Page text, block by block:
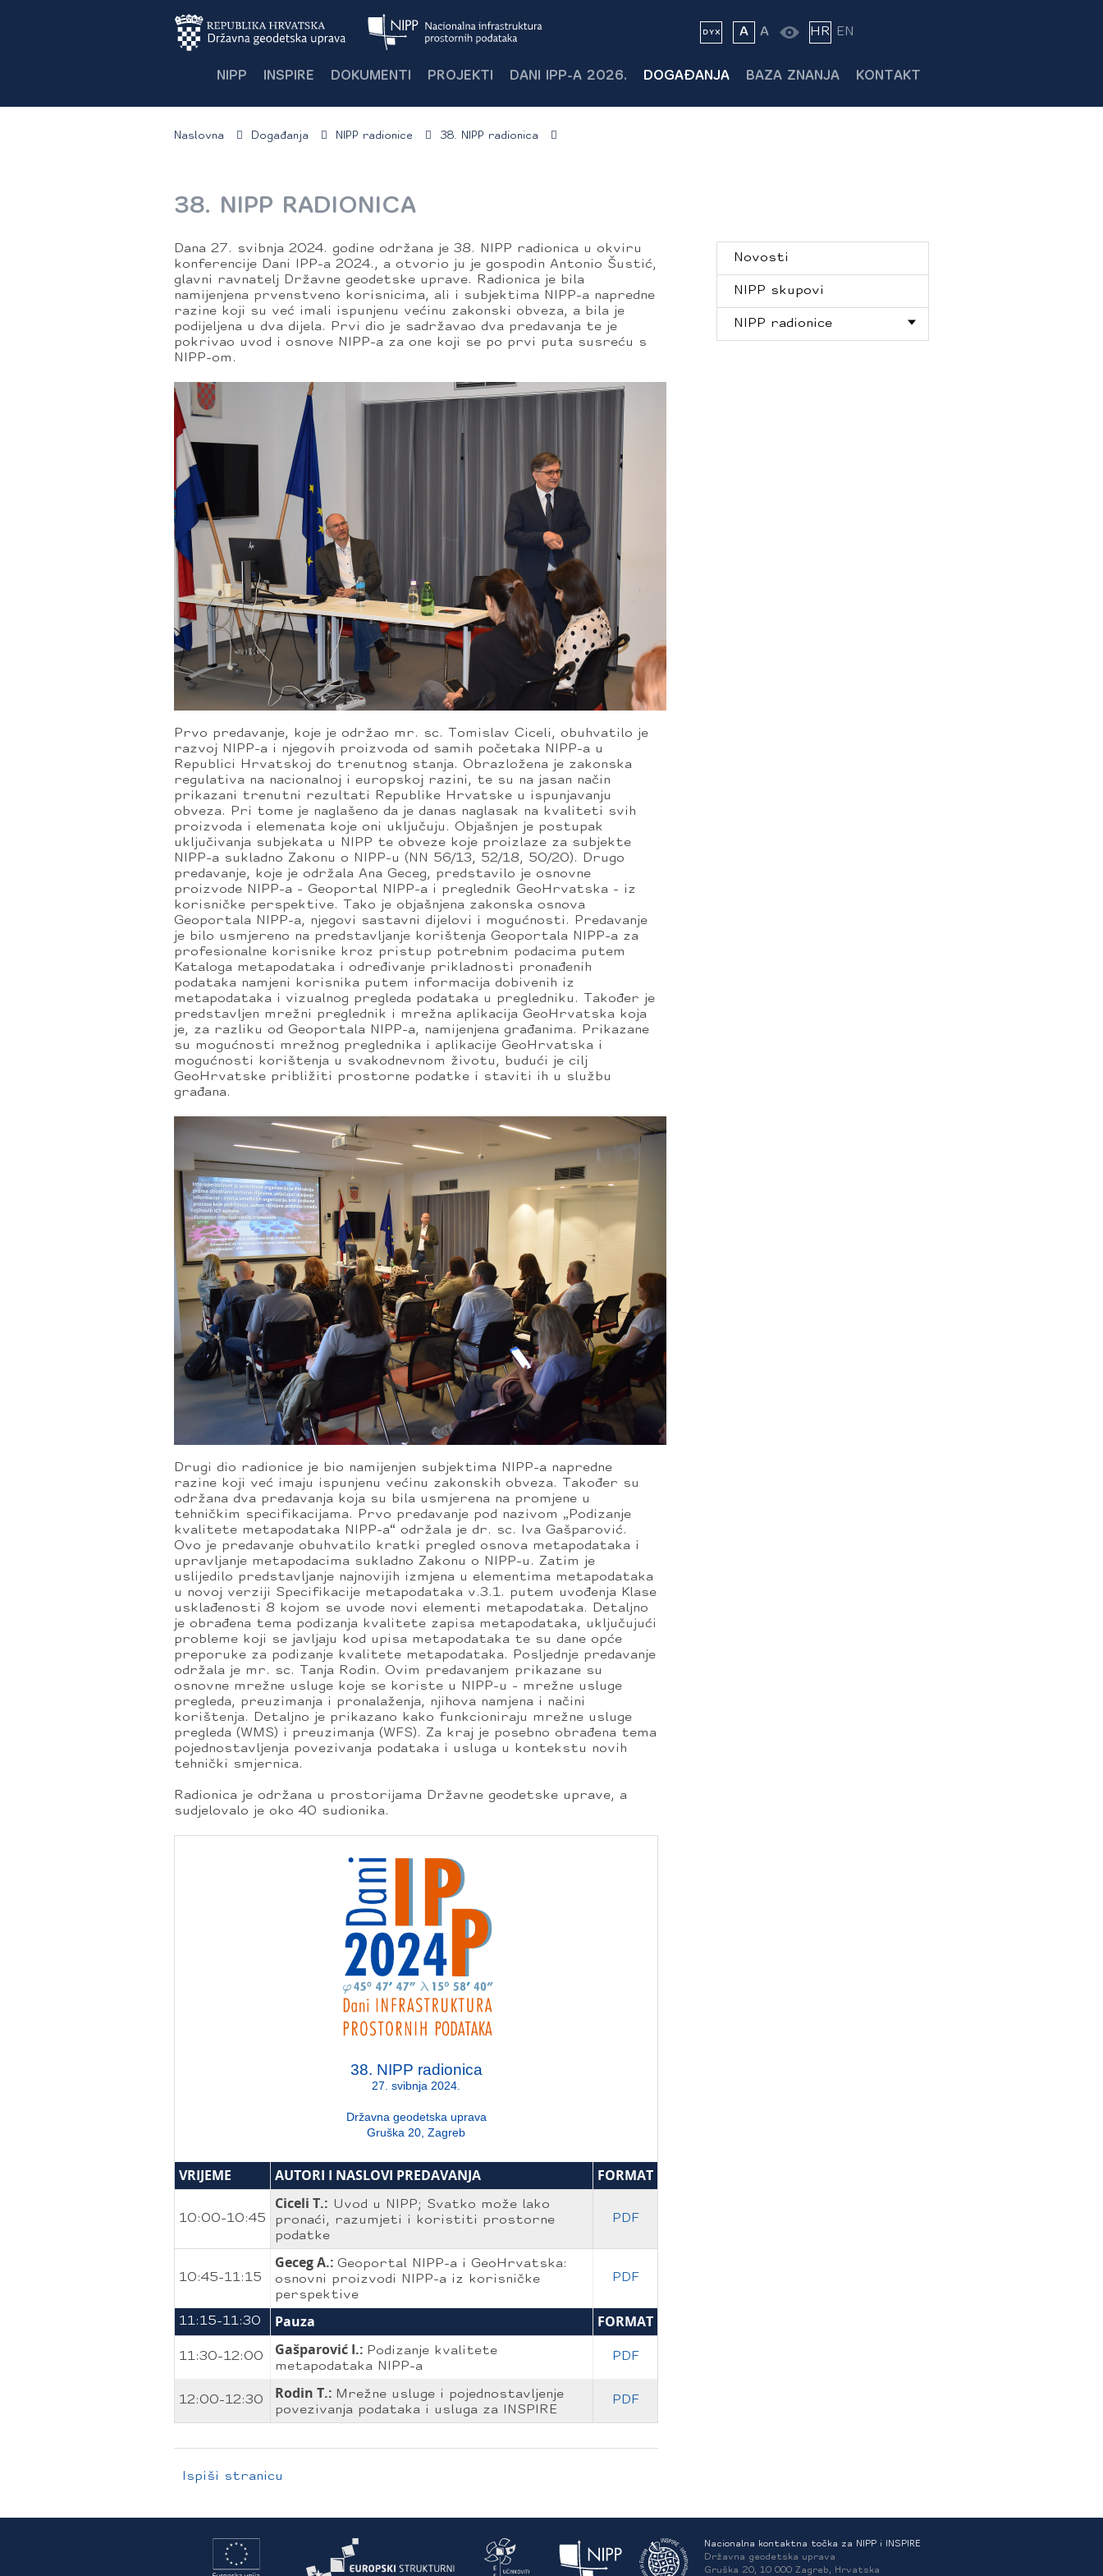
A A HR EN
NIPP INSPIRE DOKUMENTI PROJEKTI DANI IPP-A 2026. DOGAĐANJA BAZA ZNANJA KONTAKT
Naslovna Događanja NIPP radionice 38. NIPP radionica
38. NIPP RADIONICA
Dana 27. svibnja 2024. godine održana je 38. NIPP radionica u okviru
konferencije Dani IPP-a 2024., a otvorio ju je gospodin Antonio Šustić,
glavni ravnatelj Državne geodetske uprave. Radionica je bila
namijenjena prvenstveno korisnicima, ali i subjektima NIPP-a napredne
razine koji su već imali ispunjenu većinu zakonski obveza, a bila je
podijeljena u dva dijela. Prvi dio je sadržavao dva predavanja te je
pokrivao uvod i osnove NIPP-a za one koji se po prvi puta susreću s
NIPP-om.
Prvo predavanje, koje je održao mr. sc. Tomislav Ciceli, obuhvatilo je
razvoj NIPP-a i njegovih proizvoda od samih početaka NIPP-a u
Republici Hrvatskoj do trenutnog stanja. Obrazložena je zakonska
regulativa na nacionalnoj i europskoj razini, te su na jasan način
prikazani trenutni rezultati Republike Hrvatske u ispunjavanju
obveza. Pri tome je naglašeno da je danas naglasak na kvaliteti svih
proizvoda i elemenata koje oni uključuju. Objašnjen je postupak
uključivanja subjekata u NIPP te obveze koje proizlaze za subjekte
NIPP-a sukladno Zakonu o NIPP-u (NN 56/13, 52/18, 50/20). Drugo
predavanje, koje je održala Ana Geceg, predstavilo je osnovne
proizvode NIPP-a - Geoportal NIPP-a i preglednik GeoHrvatska - iz
korisničke perspektive. Tako je objašnjena zakonska osnova
Geoportala NIPP-a, njegovi sastavni dijelovi i mogućnosti. Predavanje
je bilo usmjereno na predstavljanje korištenja Geoportala NIPP-a za
profesionalne korisnike kroz pristup potrebnim podacima putem
Kataloga metapodataka i određivanje prikladnosti pronađenih
podataka namjeni korisnika putem informacija dobivenih iz
metapodataka i vizualnog pregleda podataka u pregledniku. Također je
predstavljen mrežni preglednik i mrežna aplikacija GeoHrvatska koja
je, za razliku od Geoportala NIPP-a, namijenjena građanima. Prikazane
su mogućnosti mrežnog preglednika i aplikacije GeoHrvatska i
mogućnosti korištenja u svakodnevnom životu, budući je cilj
GeoHrvatske približiti prostorne podatke i staviti ih u službu
građana.
Drugi dio radionice je bio namijenjen subjektima NIPP-a napredne
razine koji već imaju ispunjenu većinu zakonskih obveza. Također su
održana dva predavanja koja su bila usmjerena na promjene u
tehničkim specifikacijama. Prvo predavanje pod nazivom „Podizanje
kvalitete metapodataka NIPP-a“ održala je dr. sc. Iva Gašparović.
Ovo je predavanje obuhvatilo kratki pregled osnova metapodataka i
upravljanje metapodacima sukladno Zakonu o NIPP-u. Zatim je
uslijedilo predstavljanje najnovijih izmjena u elementima metapodataka
u novoj verziji Specifikacije metapodataka v.3.1. putem uvođenja Klase
usklađenosti 8 kojom se uvode novi elementi metapodataka. Detaljno
je obrađena tema podizanja kvalitete zapisa metapodataka, uključujući
probleme koji se javljaju kod upisa metapodataka te su dane opće
preporuke za podizanje kvalitete metapodataka. Posljednje predavanje
održala je mr. sc. Tanja Rodin. Ovim predavanjem prikazane su
osnovne mrežne usluge koje se koriste u NIPP-u - mrežne usluge
pregleda, preuzimanja i pronalaženja, njihova namjena i načini
korištenja. Detaljno je prikazano kako funkcioniraju mrežne usluge
pregleda (WMS) i preuzimanja (WFS). Za kraj je posebno obrađena tema
pojednostavljenja povezivanja podataka i usluga u kontekstu novih
tehnički smjernica.
Radionica je održana u prostorijama Državne geodetske uprave, a
sudjelovalo je oko 40 sudionika.
38. NIPP radionica
27. svibnja 2024.
Državna geodetska uprava
Gruška 20, Zagreb
VRIJEME AUTORI I NASLOVI PREDAVANJA FORMAT
10:00-10:45
Ciceli T.: Uvod u NIPP; Svatko može lako
pronaći, razumjeti i koristiti prostorne
podatke
PDF
10:45-11:15
Geceg A.: Geoportal NIPP-a i GeoHrvatska:
osnovni proizvodi NIPP-a iz korisničke
perspektive
PDF
11:15-11:30 Pauza FORMAT
11:30-12:00 Gašparović I.: Podizanje kvalitete
metapodataka NIPP-a
PDF
12:00-12:30 Rodin T.: Mrežne usluge i pojednostavljenje
povezivanja podataka i usluga za INSPIRE
PDF
Ispiši stranicu
Novosti
NIPP skupovi
NIPP radionice
Nacionalna kontaktna točka za NIPP i INSPIRE
Državna geodetska uprava
Gruška 20, 10 000 Zagreb, Hrvatska